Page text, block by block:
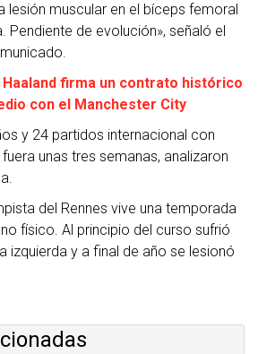
lesión muscular en el bíceps femoral
Pendiente de evolución», señaló el
Haaland firma un contrato histórico
con el Manchester City
y 24 partidos internacional con
unas tres semanas, analizaron
del Rennes vive una temporada
físico. Al principio del curso sufrió
izquierda y a final de año se lesionó